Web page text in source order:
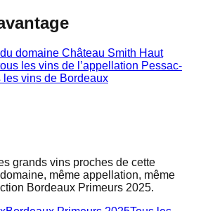
domaine Château Smith Haut
les vins de l’appellation Pessac-
les vins de Bordeaux
grands vins proches de cette
même appellation, même
Bordeaux Primeurs 2025.